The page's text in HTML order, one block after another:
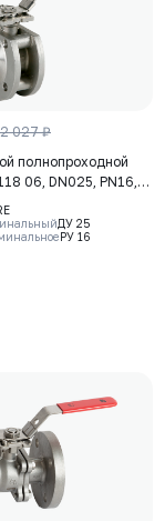
027 ₽
полнопроходной
06, DN025, PN16,
шар - CF8M,
- PTFE+15% GF,
F04/F05,
ДУ 25
РУ 16